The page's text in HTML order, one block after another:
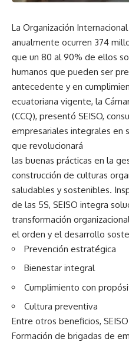
La Organización
anualmente ocurren 374
que un 80 al 90% de ellos
humanos que pueden ser
antecedente y en
ecuatoriana vigente, la
(CCQ), presentó SEISO,
empresariales integrales en
que revolucionará
las buenas prácticas en la
construcción de culturas
saludables y sostenibles.
de las 5S, SEISO integra
transformación
el orden y el desarrollo
Prevención estratégica
Bienestar integral
Cumplimiento con
Cultura preventiva
Entre otros beneficios,
Formación de brigadas de